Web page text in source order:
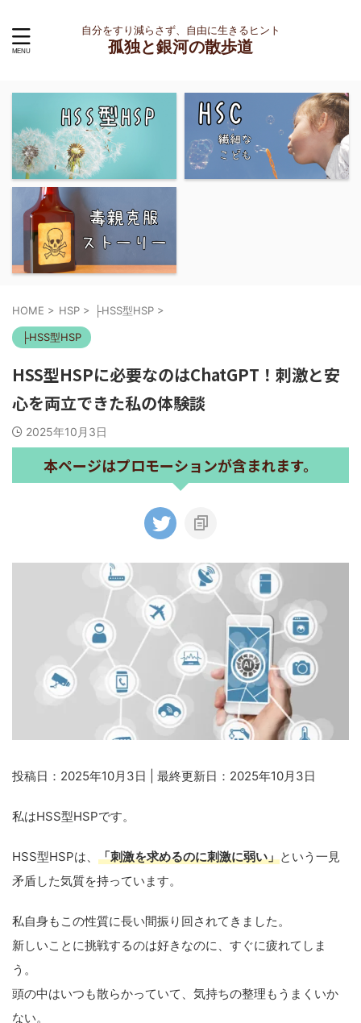
自分をすり減らさず、自由に生きるヒント
孤独と銀河の散歩道
HOME > HSP > ├HSS型HSP >
├HSS型HSP
HSS型HSPに必要なのはChatGPT！刺激と安
心を両立できた私の体験談
2025年10月3日
本ページはプロモーションが含まれます。
投稿日：2025年10月3日 | 最終更新日：2025年10月3日
私はHSS型HSPです。
HSS型HSPは、 「刺激を求めるのに刺激に弱い」という一見
矛盾した気質を持っています。
私自身もこの性質に長い間振り回されてきました。
新しいことに挑戦するのは好きなのに、すぐに疲れてしま
う。
頭の中はいつも散らかっていて、気持ちの整理もうまくいか
ない。